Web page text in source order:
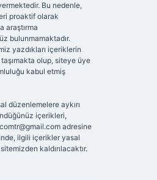
Bu nedenle,
proaktif olarak
araştırma
bulunmamaktadır.
yazdıkları içeriklerin
olup, siteye üye
kabul etmiş
düzenlemelere aykırı
içerikleri,
adresine
ilgili içerikler yasal
kaldırılacaktır.